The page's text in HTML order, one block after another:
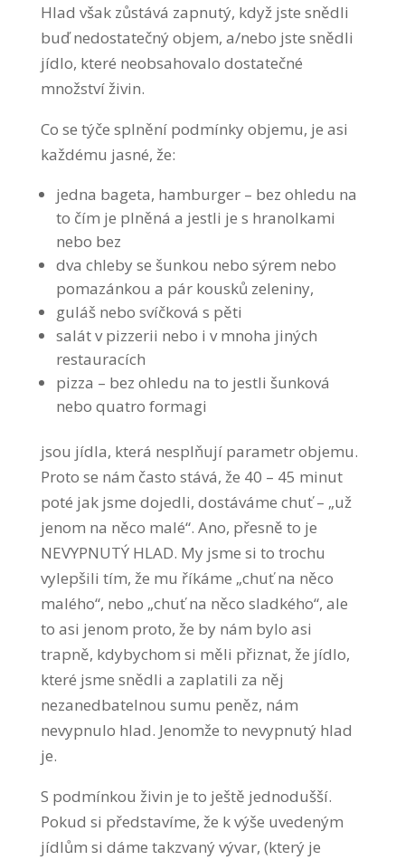
Hlad však zůstává zapnutý, když jste snědli
buď nedostatečný objem, a/nebo jste snědli
jídlo, které neobsahovalo dostatečné
množství živin.
Co se týče splnění podmínky objemu, je asi
každému jasné, že:
jedna bageta, hamburger – bez ohledu na
to čím je plněná a jestli je s hranolkami
nebo bez
dva chleby se šunkou nebo sýrem nebo
pomazánkou a pár kousků zeleniny,
guláš nebo svíčková s pěti
salát v pizzerii nebo i v mnoha jiných
restauracích
pizza – bez ohledu na to jestli šunková
nebo quatro formagi
jsou jídla, která nesplňují parametr objemu.
Proto se nám často stává, že 40 – 45 minut
poté jak jsme dojedli, dostáváme chuť – „už
jenom na něco malé“. Ano, přesně to je
NEVYPNUTÝ HLAD. My jsme si to trochu
vylepšili tím, že mu říkáme „chuť na něco
malého“, nebo „chuť na něco sladkého“, ale
to asi jenom proto, že by nám bylo asi
trapně, kdybychom si měli přiznat, že jídlo,
které jsme snědli a zaplatili za něj
nezanedbatelnou sumu peněz, nám
nevypnulo hlad. Jenomže to nevypnutý hlad
je.
S podmínkou živin je to ještě jednodušší.
Pokud si představíme, že k výše uvedeným
jídlům si dáme takzvaný vývar, (který je